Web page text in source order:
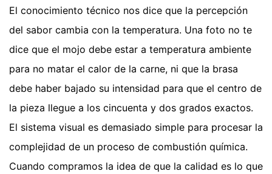
El conocimiento técnico nos dice que la percepción
del sabor cambia con la temperatura. Una foto no te
dice que el mojo debe estar a temperatura ambiente
para no matar el calor de la carne, ni que la brasa
debe haber bajado su intensidad para que el centro de
la pieza llegue a los cincuenta y dos grados exactos.
El sistema visual es demasiado simple para procesar la
complejidad de un proceso de combustión química.
Cuando compramos la idea de que la calidad es lo que